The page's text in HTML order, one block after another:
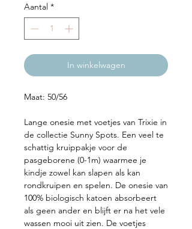
Aantal *
In winkelwagen
Maat: 50/56
Lange onesie met voetjes van Trixie in
de collectie Sunny Spots. Een veel te
schattig kruippakje voor de
pasgeborene (0-1m) waarmee je
kindje zowel kan slapen als kan
rondkruipen en spelen. De onesie van
100% biologisch katoen absorbeert
als geen ander en blijft er na het vele
wassen mooi uit zien. De voetjes